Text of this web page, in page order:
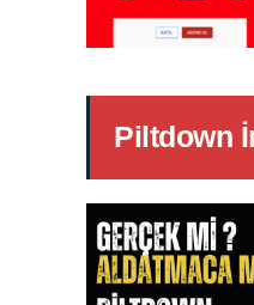
Piltdown